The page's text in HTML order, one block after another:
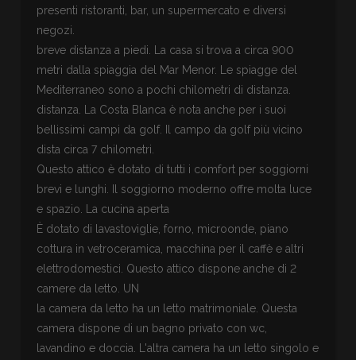
presenti ristoranti, bar, un supermercato e diversi
negozi.
breve distanza a piedi. La casa si trova a circa 900
metri dalla spiaggia del Mar Menor. Le spiagge del
Mediterraneo sono a pochi chilometri di distanza.
distanza. La Costa Blanca è nota anche per i suoi
bellissimi campi da golf. Il campo da golf più vicino
dista circa 7 chilometri.
Questo attico è dotato di tutti i comfort per soggiorni
brevi e lunghi. Il soggiorno moderno offre molta luce
e spazio. La cucina aperta
È dotato di lavastoviglie, forno, microonde, piano
cottura in vetroceramica, macchina per il caffè e altri
elettrodomestici. Questo attico dispone anche di 2
camere da letto. UN
la camera da letto ha un letto matrimoniale. Questa
camera dispone di un bagno privato con wc,
lavandino e doccia. L'altra camera ha un letto singolo e